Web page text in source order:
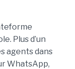
Plus d’un
agents dans
WhatsApp,